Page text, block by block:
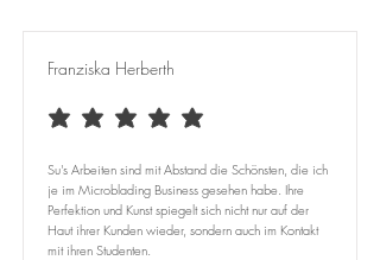
Franziska Herberth
durchschnittliches Rating ist 5 von 5
Su's Arbeiten sind mit Abstand die Schönsten, die ich
je im Microblading Business gesehen habe. Ihre
Perfektion und Kunst spiegelt sich nicht nur auf der
Haut ihrer Kunden wieder, sondern auch im Kontakt
mit ihren Studenten.